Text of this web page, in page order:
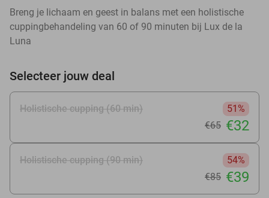
Breng je lichaam en geest in balans met een holistische
cuppingbehandeling van 60 of 90 minuten bij Lux de la
Luna
Selecteer jouw deal
Holistische cupping (60 min)
51%
€65 €32
Holistische cupping (90 min)
54%
€85 €39